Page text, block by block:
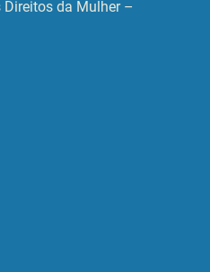
da Mulher –